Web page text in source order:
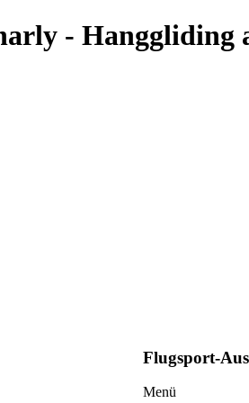
- Hanggliding
Flugsport-
Menü